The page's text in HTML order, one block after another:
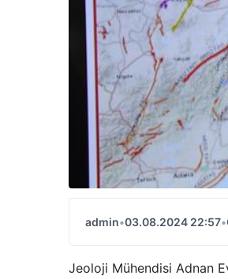
admin•03.08.2024 22:57•
Jeoloji Mühendisi Adnan